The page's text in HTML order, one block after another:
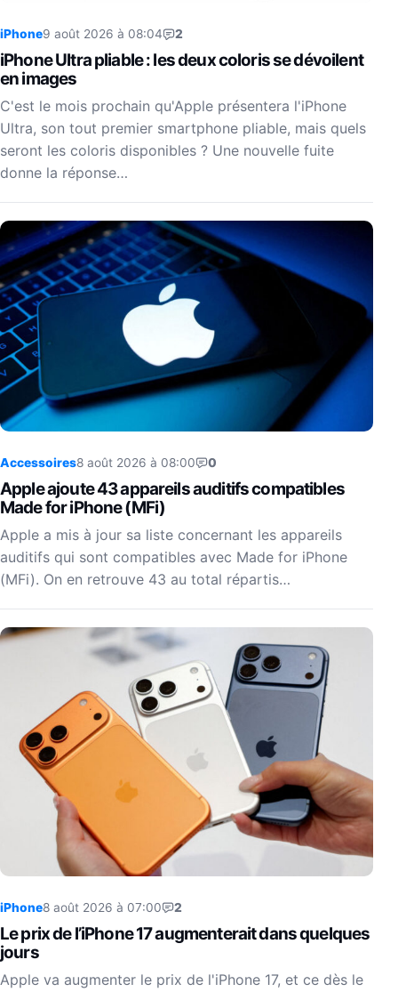
iPhone9 août 2026 à 08:04 2
iPhone Ultra pliable : les deux coloris se dévoilent
en images
C'est le mois prochain qu'Apple présentera l'iPhone
Ultra, son tout premier smartphone pliable, mais quels
seront les coloris disponibles ? Une nouvelle fuite
donne la réponse…
Accessoires8 août 2026 à 08:00 0
Apple ajoute 43 appareils auditifs compatibles
Made for iPhone (MFi)
Apple a mis à jour sa liste concernant les appareils
auditifs qui sont compatibles avec Made for iPhone
(MFi). On en retrouve 43 au total répartis…
iPhone8 août 2026 à 07:00 2
Le prix de l’iPhone 17 augmenterait dans quelques
jours
Apple va augmenter le prix de l'iPhone 17, et ce dès le